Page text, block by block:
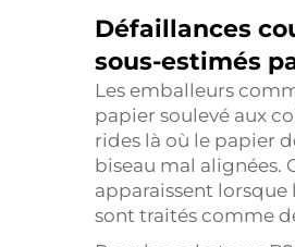
Défaillances
sous-estimés
Les emballeurs
papier soulevé aux
rides là où le papier
biseau mal alignées.
apparaissent
sont traités comme